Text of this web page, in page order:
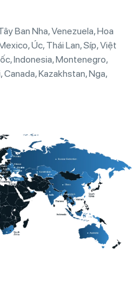
Ban Nha, Venezuela, Hoa
Úc, Thái Lan, Síp, Việt
Indonesia, Montenegro,
Canada, Kazakhstan, Nga,